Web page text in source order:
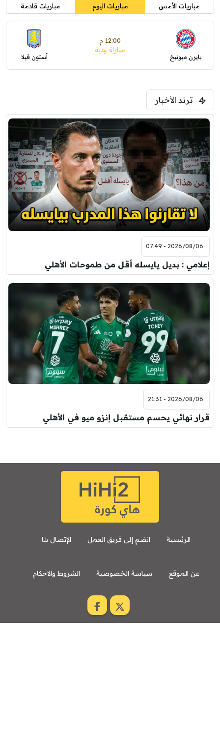
مباريات الأمس مباريات اليوم مباريات قادمة
بايرن ميونيخ
12:00 م
مباراة ودية
أستون فيلا
ترند الأخبار
2026/08/06 - 07:49
إعلامي : بديل يايسله أقل من طموحات الأهلي
2026/08/06 - 21:31
قرار نهائي يحسم مستقبل إنزو ميو في الأهلي
الرئيسية انضم إلى فريق العمل الإتصال بنا
عن الموقع سياسة الخصوصية الشروط والاحكام